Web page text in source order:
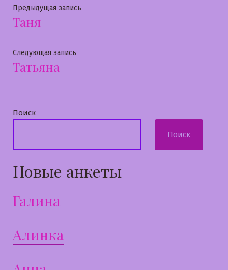
Навигация
по
записям
Предыдущая запись
Таня
Следующая запись
Татьяна
Поиск
Поиск
Новые анкеты
Галина
Алинка